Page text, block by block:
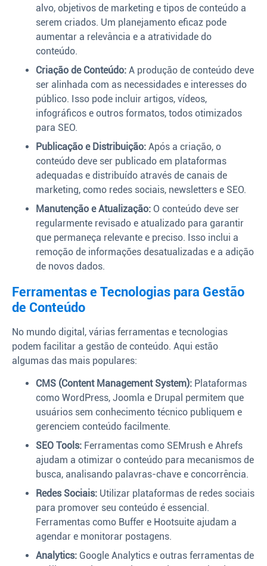
alvo, objetivos de marketing e tipos de conteúdo a
serem criados. Um planejamento eficaz pode
aumentar a relevância e a atratividade do
conteúdo.
Criação de Conteúdo: A produção de conteúdo deve
ser alinhada com as necessidades e interesses do
público. Isso pode incluir artigos, vídeos,
infográficos e outros formatos, todos otimizados
para SEO.
Publicação e Distribuição: Após a criação, o
conteúdo deve ser publicado em plataformas
adequadas e distribuído através de canais de
marketing, como redes sociais, newsletters e SEO.
Manutenção e Atualização: O conteúdo deve ser
regularmente revisado e atualizado para garantir
que permaneça relevante e preciso. Isso inclui a
remoção de informações desatualizadas e a adição
de novos dados.
Ferramentas e Tecnologias para Gestão
de Conteúdo
No mundo digital, várias ferramentas e tecnologias
podem facilitar a gestão de conteúdo. Aqui estão
algumas das mais populares:
CMS (Content Management System): Plataformas
como WordPress, Joomla e Drupal permitem que
usuários sem conhecimento técnico publiquem e
gerenciem conteúdo facilmente.
SEO Tools: Ferramentas como SEMrush e Ahrefs
ajudam a otimizar o conteúdo para mecanismos de
busca, analisando palavras-chave e concorrência.
Redes Sociais: Utilizar plataformas de redes sociais
para promover seu conteúdo é essencial.
Ferramentas como Buffer e Hootsuite ajudam a
agendar e monitorar postagens.
Analytics: Google Analytics e outras ferramentas de